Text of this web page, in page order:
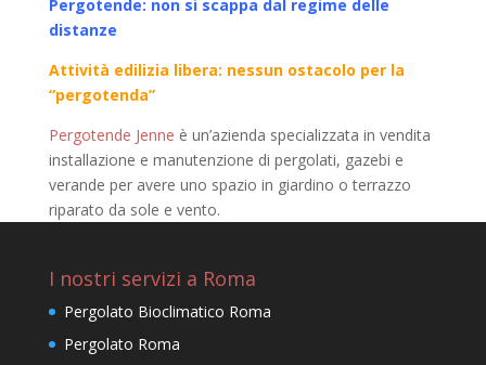
Pergotende: non si scappa dal regime delle
distanze
Attività edilizia libera: nessun ostacolo per la
“pergotenda”
Pergotende Jenne è un’azienda specializzata in vendita
installazione e manutenzione di pergolati, gazebi e
verande per avere uno spazio in giardino o terrazzo
riparato da sole e vento.
I nostri servizi a Roma
Pergolato Bioclimatico Roma
Pergolato Roma